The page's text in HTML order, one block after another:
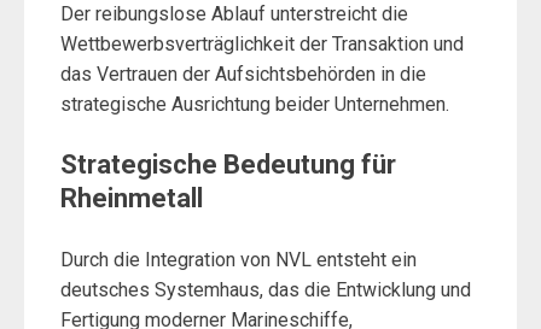
Der reibungslose Ablauf unterstreicht die
Wettbewerbsverträglichkeit der Transaktion und
das Vertrauen der Aufsichtsbehörden in die
strategische Ausrichtung beider Unternehmen.
Strategische Bedeutung für
Rheinmetall
Durch die Integration von NVL entsteht ein
deutsches Systemhaus, das die Entwicklung und
Fertigung moderner Marineschiffe,